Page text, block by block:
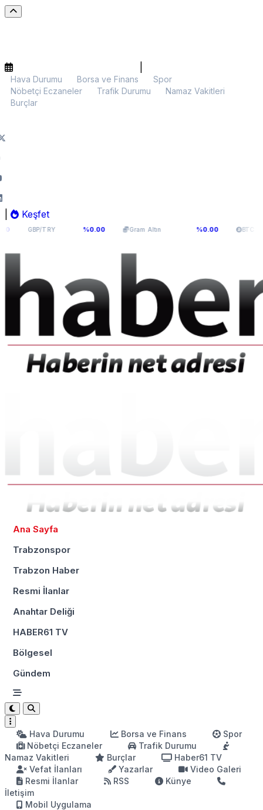
Hava Durumu Borsa ve Finans
Spor
Nöbetçi Eczaneler
Trafik Durumu
Namaz Vakitleri
Burçlar
Keşfet
TRY 64,131 %0.00 Gram Altın6.099,28 BTC $64.960,00
Ana Sayfa
Trabzonspor
Trabzon Haber
Resmi İlanlar
Anahtar Deliği
HABER61 TV
Bölgesel
Gündem
Hava Durumu Borsa ve Finans
Spor
Nöbetçi Eczaneler
Trafik Durumu
Namaz Vakitleri
Burçlar
Haber61 TV
Vefat İlanları
Yazarlar
Video Galeri
Resmi İlanlar
RSS
Künye
İletişim
Mobil Uygulama